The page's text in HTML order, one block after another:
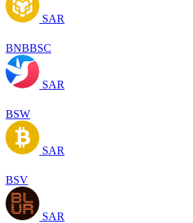
SAR
BNBBSC
SAR
BSW
SAR
BSV
SAR